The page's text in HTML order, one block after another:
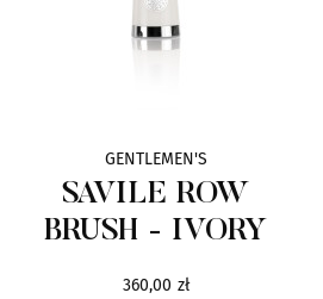
GENTLEMEN'S
SAVILE ROW
BRUSH - IVORY
360,00 zł